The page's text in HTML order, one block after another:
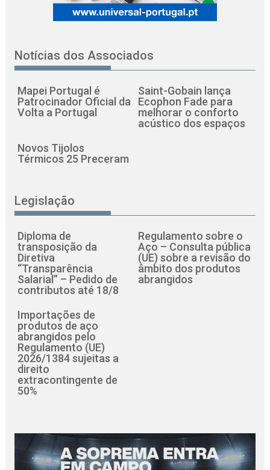
Notícias dos Associados
Mapei Portugal é
Patrocinador Oficial da
Volta a Portugal
Saint-Gobain lança
Ecophon Fade para
melhorar o conforto
acústico dos espaços
Novos Tijolos
Térmicos 25 Preceram
Legislação
Diploma de
transposição da
Diretiva
“Transparência
Salarial” – Pedido de
contributos até 18/8
Regulamento sobre o
Aço – Consulta pública
(UE) sobre a revisão do
âmbito dos produtos
abrangidos
Importações de
produtos de aço
abrangidos pelo
Regulamento (UE)
2026/1384 sujeitas a
direito
extracontingente de
50%